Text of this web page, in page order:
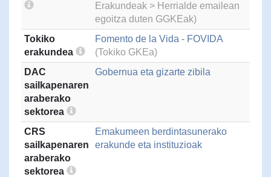
Erakundeak > Herrialde emailean
egoitza duten GGKEak)
Tokiko
erakundea
Fomento de la Vida - FOVIDA
(Tokiko GKEa)
DAC
sailkapenaren
araberako
sektorea
Gobernua eta gizarte zibila
CRS
sailkapenaren
araberako
sektorea
Emakumeen berdintasunerako
erakunde eta instituzioak